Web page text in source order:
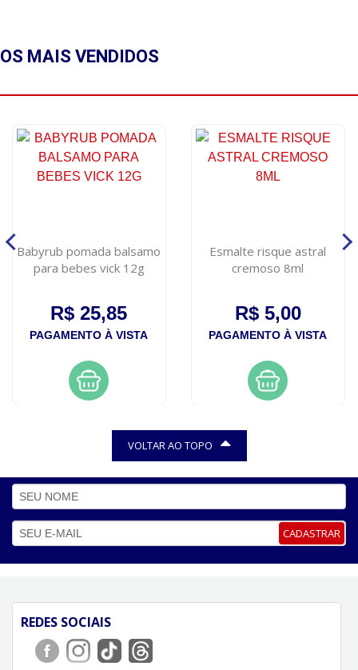
OS MAIS VENDIDOS
Babyrub pomada balsamo
para bebes vick 12g
R$ 25,85
PAGAMENTO À VISTA
Esmalte risque astral
cremoso 8ml
R$ 5,00
PAGAMENTO À VISTA
VOLTAR AO TOPO
CADASTRAR
REDES SOCIAIS